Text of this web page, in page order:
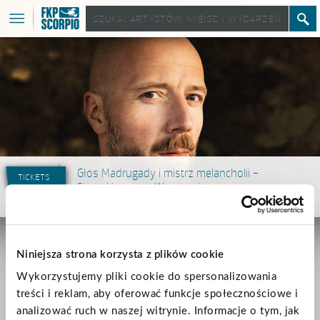
Niniejsza strona korzysta z plików cookie
Wykorzystujemy pliki cookie do spersonalizowania
treści i reklam, aby oferować funkcje społecznościowe i
analizować ruch w naszej witrynie. Informacje o tym, jak
tickets
Głos Madrugady i mistrz melancholii –
Sivert Høyem w Warszawie
22 lutego 2026 w warszawskim klubie Niebowystąpi Sivert Høyem, jeden z
Madrugady i twórca uznanej solowej kariery. Koncert odbędzie się w ramach
trasy „I’ve Been Meaning To Sing You The Song Tour 2026”.
Po wydaniu dwóch ostatnich albumów – On an Island (2024) oraz najnowszego